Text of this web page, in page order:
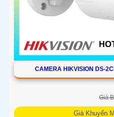
CAMERA HIKVISION DS-
Giá
Giá Khuyến